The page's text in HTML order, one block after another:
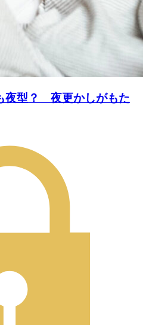
夜型？ 夜更かしがもた